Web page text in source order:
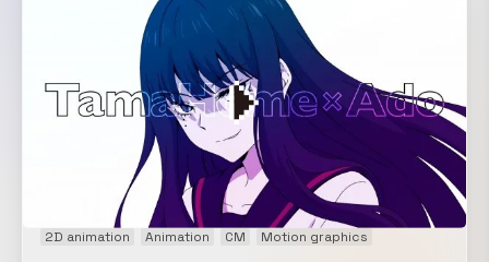
2D animation Animation CM Motion graphics